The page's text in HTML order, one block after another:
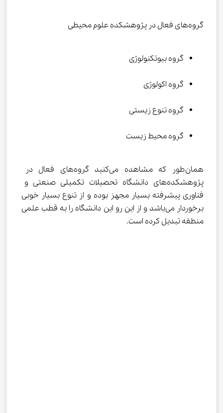
گروه‌های فعال در پژوهشکده علوم محیطی
گروه بیوتکنولوژی
گروه اکولوژی
گروه تنوع زیستی
گروه محیط زیست
همان‌طور که مشاهده می‌کنید گروه‌های فعال در
پژوهشکده‌های دانشگاه تحصیلات تکمیلی صنعتی و
فناوری پیشرفته بسیار مجهز بوده و از تنوع بسیار خوبی
برخوردار می‌باشد و از این رو این دانشگاه را به قطب علمی
منطقه تبدیل کرده است.